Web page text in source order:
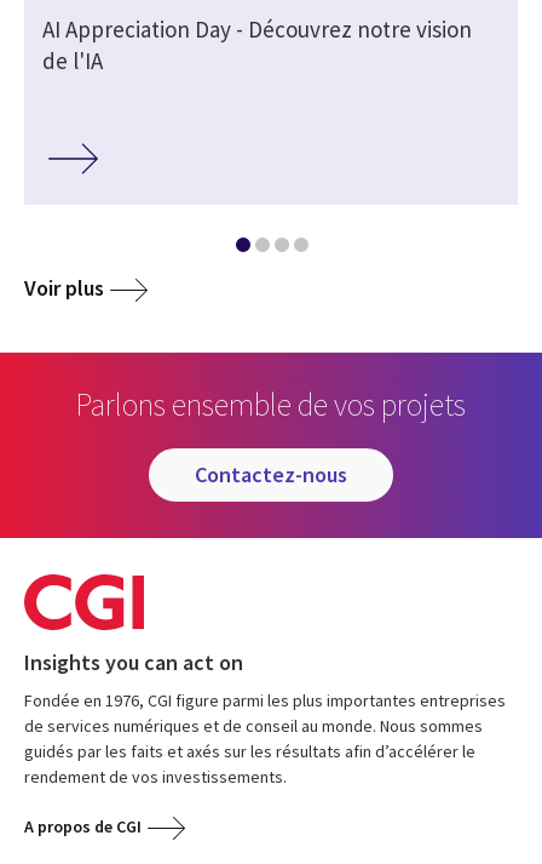
AI Appreciation Day - Découvrez notre vision
de l'IA
Voir plus
Parlons ensemble de vos projets
contactez-nous
Insights you can act on
Fondée en 1976, CGI figure parmi les plus importantes entreprises
de services numériques et de conseil au monde. Nous sommes
guidés par les faits et axés sur les résultats afin d’accélérer le
rendement de vos investissements.
A propos de CGI